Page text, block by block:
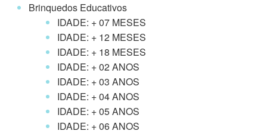
Brinquedos Educativos
IDADE: + 07 MESES
IDADE: + 12 MESES
IDADE: + 18 MESES
IDADE: + 02 ANOS
IDADE: + 03 ANOS
IDADE: + 04 ANOS
IDADE: + 05 ANOS
IDADE: + 06 ANOS